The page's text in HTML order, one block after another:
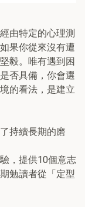
由特定的心理測
果你從來沒有遭
毅。唯有遇到困
否具備，你會選
的看法，是建立
持續長期的磨
，提供10個意志
勉讀者從「定型